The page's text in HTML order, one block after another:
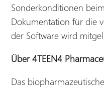
Sonderkonditionen
Dokumentation für die
der Software wird
Über 4TEEN4
Das